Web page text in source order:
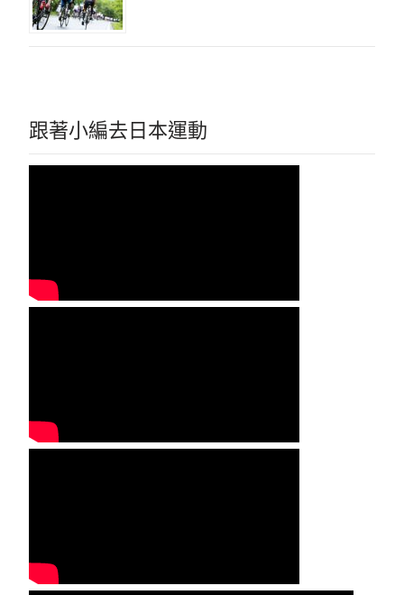
跟著小編去日本運動